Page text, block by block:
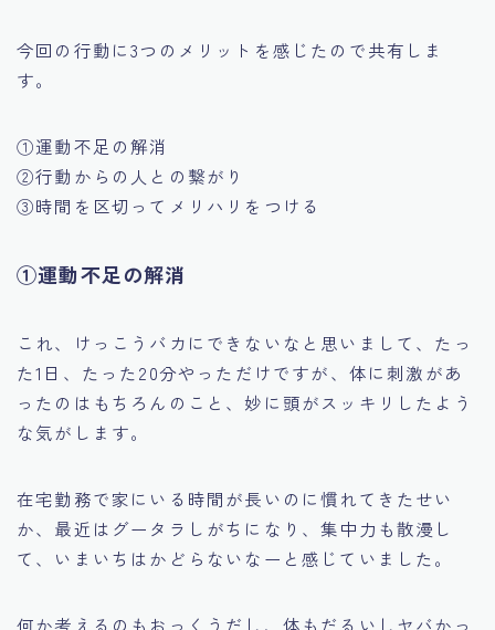
今回の行動に3つのメリットを感じたので共有しま
す。
①運動不足の解消
②行動からの人との繋がり
③時間を区切ってメリハリをつける
①運動不足の解消
これ、けっこうバカにできないなと思いまして、たっ
た1日、たった20分やっただけですが、体に刺激があ
ったのはもちろんのこと、妙に頭がスッキリしたよう
な気がします。
在宅勤務で家にいる時間が長いのに慣れてきたせい
か、最近はグータラしがちになり、集中力も散漫し
て、いまいちはかどらないなーと感じていました。
何か考えるのもおっくうだし、体もだるいしヤバかっ